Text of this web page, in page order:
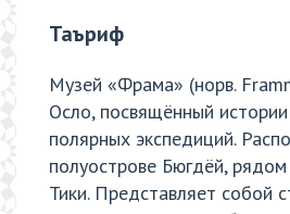
Таъриф
Музей «Фрама» (норв.
Осло, посвящённый
полярных экспедиций.
полуострове Бюгдёй,
Тики. Представляет собой